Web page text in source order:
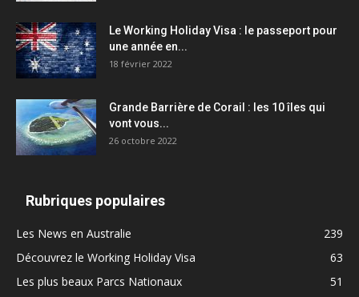
Le Working Holiday Visa : le passeport pour
une année en...
18 février 2022
Grande Barrière de Corail : les 10 îles qui
vont vous...
26 octobre 2022
Rubriques populaires
Les News en Australie
239
Découvrez le Working Holiday Visa
63
Les plus beaux Parcs Nationaux
51